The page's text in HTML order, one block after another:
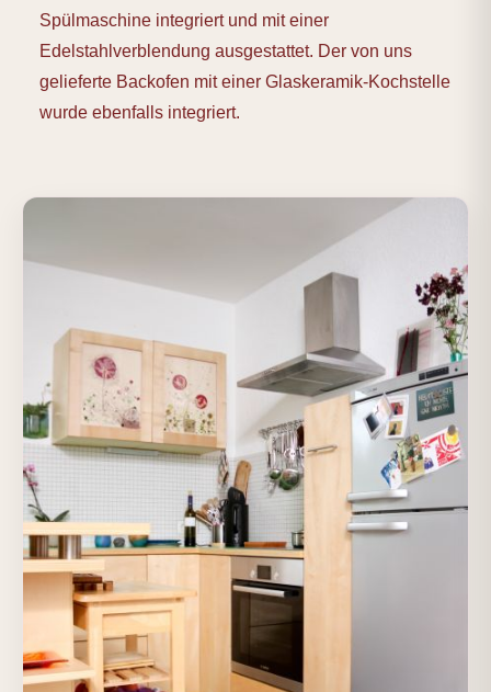
Spülmaschine integriert und mit einer
Edelstahlverblendung ausgestattet. Der von uns
gelieferte Backofen mit einer Glaskeramik-Kochstelle
wurde ebenfalls integriert.